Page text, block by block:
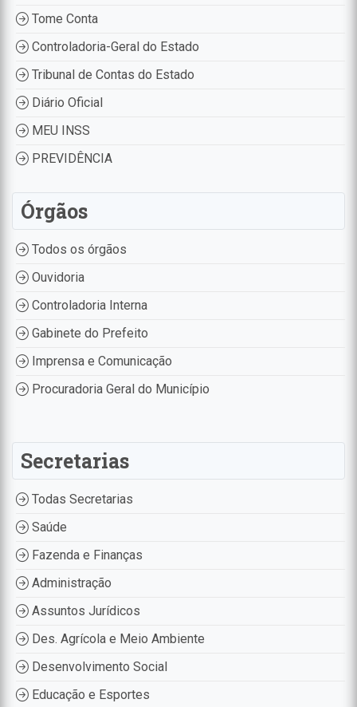
Tome Conta
Controladoria-Geral do Estado
Tribunal de Contas do Estado
Diário Oficial
MEU INSS
PREVIDÊNCIA
Órgãos
Todos os órgãos
Ouvidoria
Controladoria Interna
Gabinete do Prefeito
Imprensa e Comunicação
Procuradoria Geral do Município
Secretarias
Todas Secretarias
Saúde
Fazenda e Finanças
Administração
Assuntos Jurídicos
Des. Agrícola e Meio Ambiente
Desenvolvimento Social
Educação e Esportes